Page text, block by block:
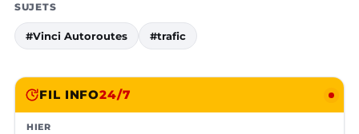
SUJETS
#Vinci Autoroutes #trafic
FIL INFO24/7
HIER